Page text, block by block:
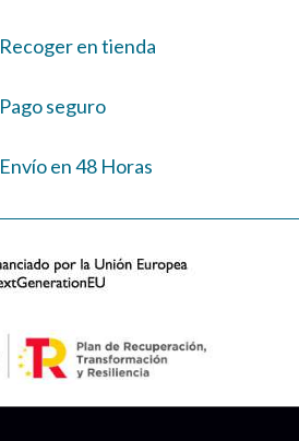
Recoger en tienda
Pago seguro
Envío en 48 Horas